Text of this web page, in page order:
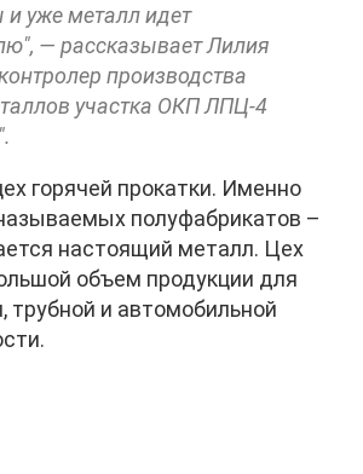
уже металл идет
— рассказывает Лилия
производства
участка ОКП ЛПЦ-4
горячей прокатки. Именно
полуфабрикатов –
настоящий металл. Цех
объем продукции для
трубной и автомобильной